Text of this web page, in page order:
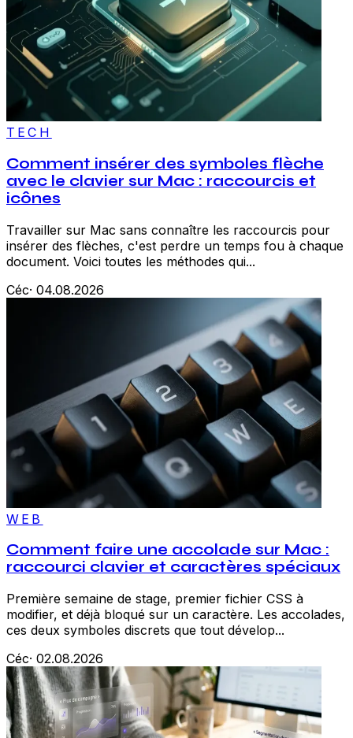
TECH
Comment insérer des symboles flèche
avec le clavier sur Mac : raccourcis et
icônes
Travailler sur Mac sans connaître les raccourcis pour
insérer des flèches, c'est perdre un temps fou à chaque
document. Voici toutes les méthodes qui...
Céc· 04.08.2026
WEB
Comment faire une accolade sur Mac :
raccourci clavier et caractères spéciaux
Première semaine de stage, premier fichier CSS à
modifier, et déjà bloqué sur un caractère. Les accolades,
ces deux symboles discrets que tout dévelop...
Céc· 02.08.2026